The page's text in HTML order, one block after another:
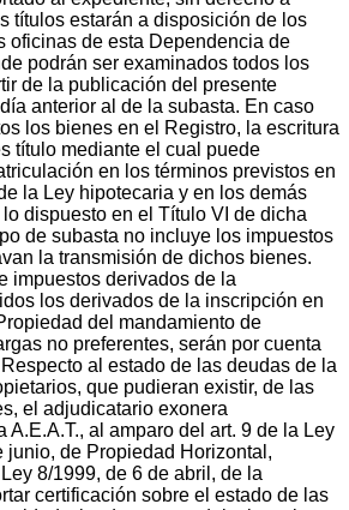
títulos estarán a disposición de los
oficinas de esta Dependencia de
podrán ser examinados todos los
de la publicación del presente
anterior al de la subasta. En caso
los bienes en el Registro, la escritura
título mediante el cual puede
en los términos previstos en
la Ley hipotecaria y en los demás
dispuesto en el Título VI de dicha
de subasta no incluye los impuestos
la transmisión de dichos bienes.
impuestos derivados de la
los derivados de la inscripción en
del mandamiento de
no preferentes, serán por cuenta
al estado de las deudas de la
que pudieran existir, de las
el adjudicatario exonera
A.E.A.T., al amparo del art. 9 de la Ley
junio, de Propiedad Horizontal,
8/1999, de 6 de abril, de la
certificación sobre el estado de las